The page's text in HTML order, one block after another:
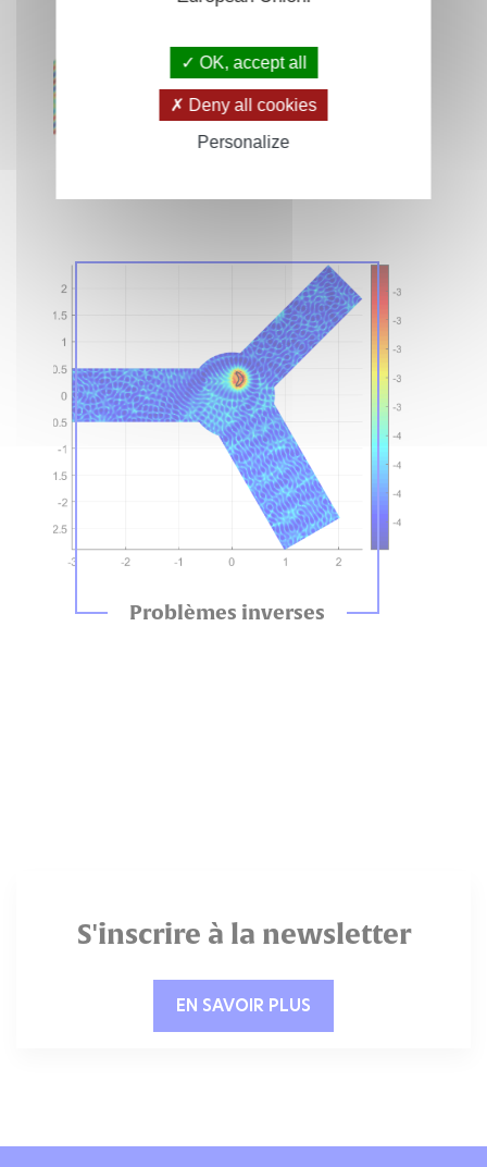
Problèmes inverses
S'inscrire à la newsletter
EN SAVOIR PLUS
OK, accept all
Deny all cookies
Personalize